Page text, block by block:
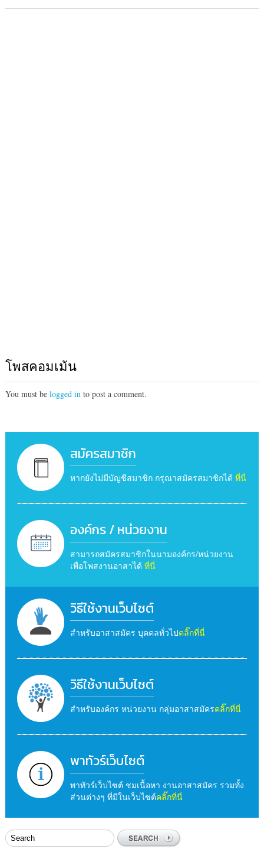
โพสคอมเม้น
You must be logged into post a comment.
สมัครสมาชิก
หากยังไม่มีบัญชีสมาชิก กรุณาสมัครสมาชิกได้ ที่นี่
องค์กร / หน่วยงาน
สามารถสมัครสมาชิกในนามองค์กร/หน่วยงาน
เพื่อโพสงานอาสาได้ ที่นี่
วิธีใช้งานเว็บไซต์
สำหรับอาสาสมัคร บุคคลทั่วไปคลิ๊กที่นี่
วิธีใช้งานเว็บไซต์
สำหรับองค์กร หน่วยงาน กลุ่มอาสาสมัครคลิ๊กที่นี่
พาทัวร์เว็บไซต์
พาทัวร์เว็บไซต์ ชมเนื้อหา งานอาสาสมัคร รวมทั้ง
ส่วนต่างๆ ที่มีในเว็บไซต์คลิ๊กที่นี่